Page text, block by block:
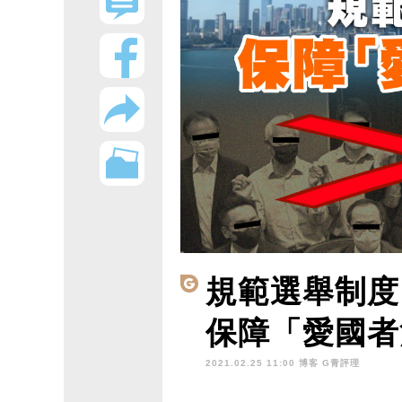
規範選舉制度
保障「愛國
2021.02.25 11:00 博客 G青評理